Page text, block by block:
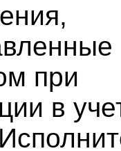
при
в